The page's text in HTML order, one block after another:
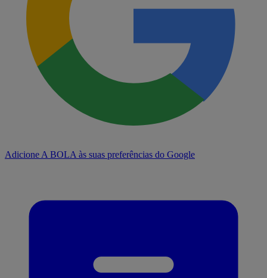
Adicione A BOLA às suas preferências do Google